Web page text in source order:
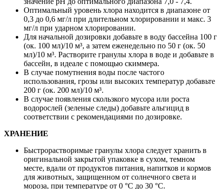
Оптимальный уровень хлора находится в диапазоне от
0,3 до 0,6 мг/л при длительном хлорировании и макс. 3
мг/л при ударном хлорировании.
Для начальной дозировки добавьте в воду бассейна 100 г
(ок. 100 мл)/10 м³, а затем еженедельно по 50 г (ок. 50
мл)/10 м³. Растворите гранулы хлора в воде и добавьте в
бассейн, в идеале с помощью скиммера.
В случае помутнения воды после частого
использования, грозы или высоких температур добавьте
200 г (ок. 200 мл)/10 м³.
В случае появления скользкого мусора или роста
водорослей (зеленые следы) добавьте альгицид в
соответствии с рекомендациями по дозировке.
ХРАНЕНИЕ
Быстрорастворимые гранулы хлора следует хранить в
оригинальной закрытой упаковке в сухом, темном
месте, вдали от продуктов питания, напитков и кормов
для животных, защищенном от солнечного света и
мороза, при температуре от 0 °C до 30 °C.